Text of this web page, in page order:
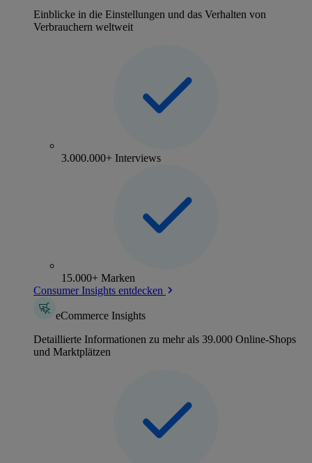
Einblicke in die Einstellungen und das Verhalten von
Verbrauchern weltweit
3.000.000+ Interviews
15.000+ Marken
Consumer Insights entdecken
eCommerce Insights
Detaillierte Informationen zu mehr als 39.000 Online-Shops
und Marktplätzen